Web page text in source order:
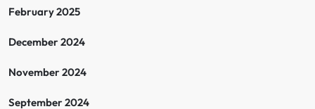
February 2025
December 2024
November 2024
September 2024